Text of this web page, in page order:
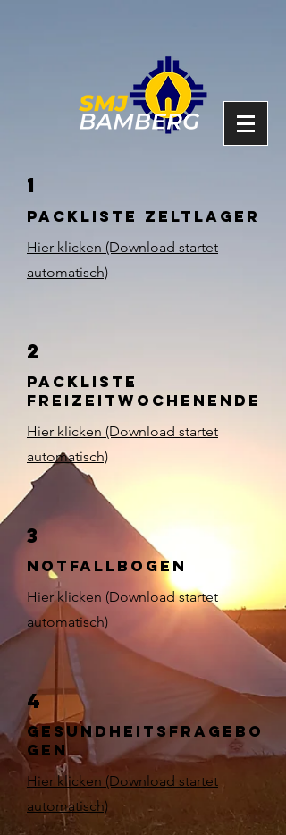
1
Packliste Zeltlager
Hier klicken (Download startet
automatisch)
2
packliste
Freizeitwochenende
Hier klicken (Download startet
automatisch)
3
Notfallbogen
Hier klicken (Download startet
automatisch)
4
Gesundheitsfragebo
gen
Hier klicken (Download startet
automatisch)